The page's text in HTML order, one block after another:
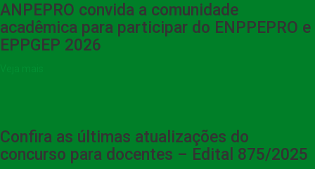
ANPEPRO convida a comunidade
acadêmica para participar do ENPPEPRO e
EPPGEP 2026
Confira as últimas atualizações do
concurso para docentes – Edital 875/2025